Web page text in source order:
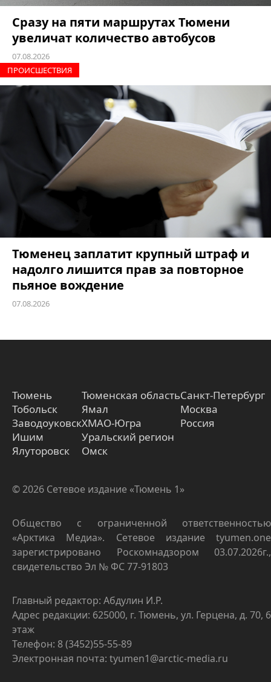
Сразу на пяти маршрутах Тюмени
увеличат количество автобусов
07.08.2026
ПРОИCШЕСТВИЯ
Тюменец заплатит крупный штраф и
надолго лишится прав за повторное
пьяное вождение
07.08.2026
Тюмень
Тобольск
Заводоуковск
Ишим
Ялуторовск
Тюменская область
Ямал
ХМАО-Югра
Уральский регион
Омск
Санкт-Петербург
Москва
Россия
© 2026 Сетевое издание «Тюмень 1»
Общество с ограниченной ответственностью
«Арктика Медиа». Сетевое издание tyumen.one
зарегистрировано Роскомнадзором 03.07.2026г.,
свидетельство Эл № ФС 77-91803
Главный редактор: Абдулин И.Р.
Адрес редакции: 625000, г. Тюмень, ул. Герцена, д. 70, 6
этаж
Телефон: 8 (3452)55-55-89
Электронная почта: tyumen1@arctic-media.ru